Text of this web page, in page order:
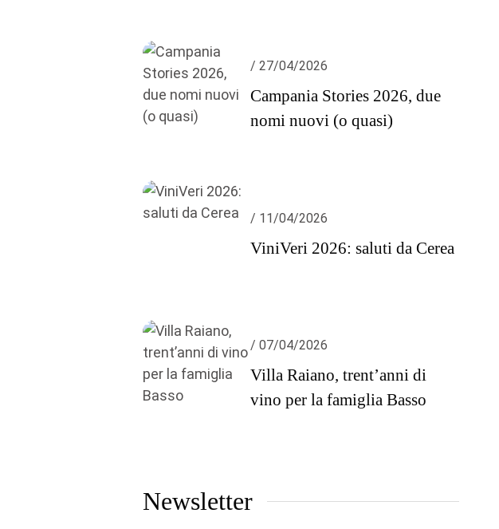
/ 27/04/2026
Campania Stories 2026, due
nomi nuovi (o quasi)
/ 11/04/2026
ViniVeri 2026: saluti da Cerea
/ 07/04/2026
Villa Raiano, trent’anni di
vino per la famiglia Basso
Newsletter